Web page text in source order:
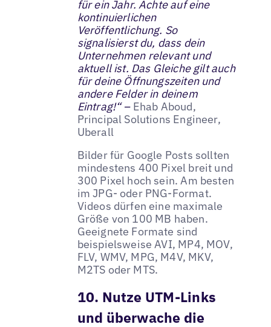
für ein Jahr. Achte auf eine
kontinuierlichen
Veröffentlichung. So
signalisierst du, dass dein
Unternehmen relevant und
aktuell ist. Das Gleiche gilt auch
für deine Öffnungszeiten und
andere Felder in deinem
Eintrag!“ – Ehab Aboud,
Principal Solutions Engineer,
Uberall
Bilder für Google Posts sollten
mindestens 400 Pixel breit und
300 Pixel hoch sein. Am besten
im JPG- oder PNG-Format.
Videos dürfen eine maximale
Größe von 100 MB haben.
Geeignete Formate sind
beispielsweise AVI, MP4, MOV,
FLV, WMV, MPG, M4V, MKV,
M2TS oder MTS.
10. Nutze UTM-Links
und überwache die